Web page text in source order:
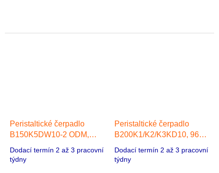
Peristaltické čerpadlo
B150K5DW10-2 ODM,
22,50 ml/min, 2 hlavy 42
Stepper Motor
Dodací termín 2 až 3 pracovní
týdny
Peristaltické čerpadlo
B200K1/K2/K3KD10, 96
ml/min, 1 hlava 42 Stepper
Motor
Dodací termín 2 až 3 pracovní
týdny